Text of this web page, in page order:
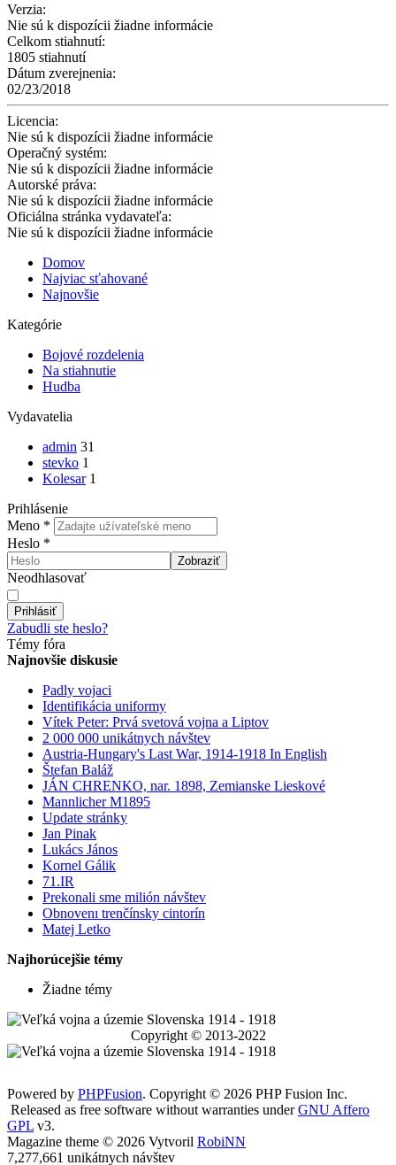
Verzia:
Nie sú k dispozícii žiadne informácie
Celkom stiahnutí:
1805 stiahnutí
Dátum zverejnenia:
02/23/2018
Licencia:
Nie sú k dispozícii žiadne informácie
Operačný systém:
Nie sú k dispozícii žiadne informácie
Autorské práva:
Nie sú k dispozícii žiadne informácie
Oficiálna stránka vydavateľa:
Nie sú k dispozícii žiadne informácie
Domov
Najviac sťahované
Najnovšie
Kategórie
Bojové rozdelenia
Na stiahnutie
Hudba
Vydavatelia
admin 31
stevko 1
Kolesar 1
Prihlásenie
Meno *
Heslo *
Zobraziť
Neodhlasovať
Prihlásiť
Zabudli ste heslo?
Témy fóra
Najnovšie diskusie
Padly vojaci
Identifikácia uniformy
Vítek Peter: Prvá svetová vojna a Liptov
2 000 000 unikátnych návštev
Austria-Hungary's Last War, 1914-1918 In English
Štefan Baláž
JÁN CHRENKO, nar. 1898, Zemianske Lieskové
Mannlicher M1895
Update stránky
Jan Pinak
Lukács János
Kornel Gálik
71.IR
Prekonali sme milión návštev
Obnovenı trenčínsky cintorín
Matej Letko
Najhorúcejšie témy
Žiadne témy
Copyright © 2013-2022
Powered by PHPFusion. Copyright © 2026 PHP Fusion Inc.
Released as free software without warranties underGNU Affero
GPL v3.
Magazine theme © 2026 Vytvoril RobiNN
7,277,661 unikátnych návštev